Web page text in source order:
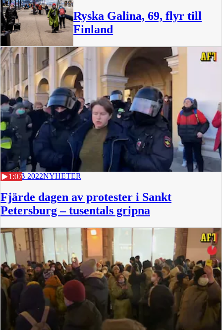
Ryska Galina, 69, flyr till
Finland
1:07
27 FEB 2022NYHETER
Fjärde dagen av protester i Sankt
Petersburg – tusentals gripna